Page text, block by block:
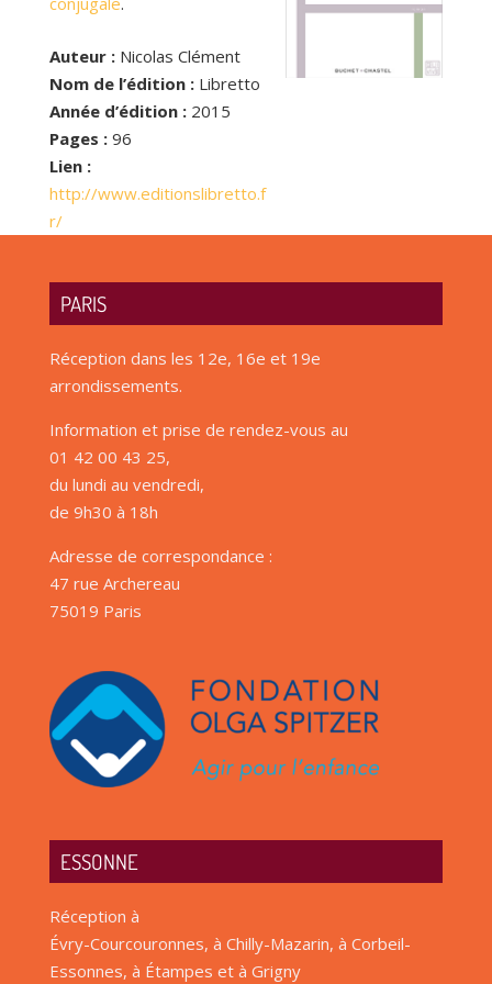
Auteur : Nicolas Clément
Nom de l’édition : Libretto
Année d’édition : 2015
Pages : 96
Lien :
http://www.editionslibretto.f
r/
PARIS
Réception dans les 12e, 16e et 19e
arrondissements.
Information et prise de rendez-vous au
01 42 00 43 25,
du lundi au vendredi,
de 9h30 à 18h
Adresse de correspondance :
47 rue Archereau
75019 Paris
ESSONNE
Réception à
Évry-Courcouronnes, à Chilly-Mazarin, à Corbeil-
Essonnes, à Étampes et à Grigny